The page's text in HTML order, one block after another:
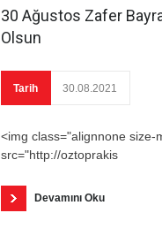
30 Ağustos Zafer
Olsun
Tarih 30.08.2021
<img class="alignnone size-
src="http://oztoprakis
Devamını Oku